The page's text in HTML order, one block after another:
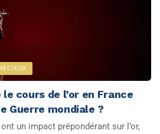
cours de l’or en France
Guerre mondiale ?
un impact prépondérant sur l’or,